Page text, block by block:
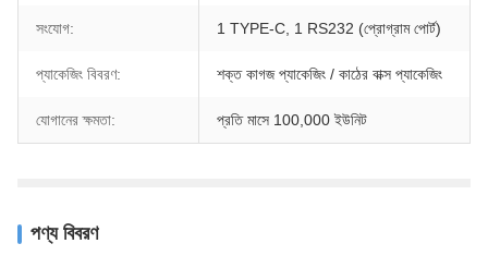
সংযোগ: 1 TYPE-C, 1 RS232 (প্রোগ্রাম পোর্ট)
প্যাকেজিং বিবরণ: শক্ত কাগজ প্যাকেজিং / কাঠের বাক্স প্যাকেজিং
যোগানের ক্ষমতা: প্রতি মাসে 100,000 ইউনিট
পণ্য বিবরণ